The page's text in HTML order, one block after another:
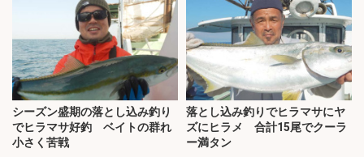
シーズン盛期の落とし込み釣り
でヒラマサ好釣 ベイトの群れ
小さく苦戦
落とし込み釣りでヒラマサにヤ
ズにヒラメ 合計15尾でクーラ
ー満タン